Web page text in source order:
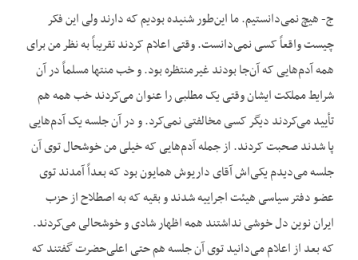
ج- هیچ نمی‌دانستیم. ما این‌طور شنیده بودیم که دارند ولی این فکر
چیست واقعاً کسی نمی‌دانست. وقتی اعلام کردند تقریباً به نظر من برای
همه آدم‌هایی که آن‌جا بودند غیرمنتظره بود. و خب منتها مسلماً در آن
شرایط مملکت ایشان وقتی یک مطلبی را عنوان می‌کردند خب همه هم
تأیید می‌کردند دیگر کسی مخالفتی نمی‌کرد. و در آن جلسه یک آدم‌هایی
پا شدند صحبت کردند. از جمله آدم‌هایی که خیلی من خوشحال توی آن
جلسه می‌دیدم یکی‌اش آقای داریوش همایون بود که بعداً آمدند توی
عضو دفتر سیاسی هیئت اجراییه شدند و بقیه که به اصطلاح از حزب
ایران نوین دل خوشی نداشتند همه اظهار شادی و خوشحالی می‌کردند.
که بعد از اعلام می‌دانید توی آن جلسه هم حتی اعلی‌حضرت گفتند که